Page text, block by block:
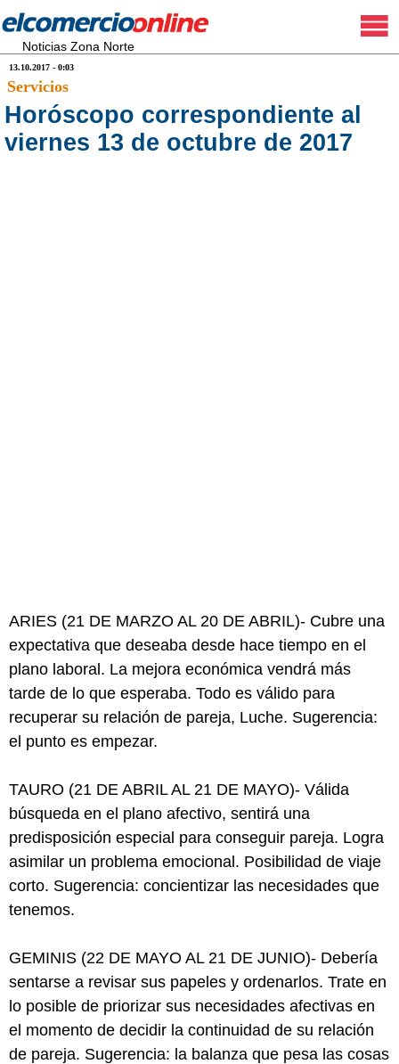
Noticias Zona Norte
13.10.2017 - 0:03
Servicios
Horóscopo correspondiente al
viernes 13 de octubre de 2017
ARIES (21 DE MARZO AL 20 DE ABRIL)- Cubre una
expectativa que deseaba desde hace tiempo en el
plano laboral. La mejora económica vendrá más
tarde de lo que esperaba. Todo es válido para
recuperar su relación de pareja, Luche. Sugerencia:
el punto es empezar.
TAURO (21 DE ABRIL AL 21 DE MAYO)- Válida
búsqueda en el plano afectivo, sentirá una
predisposición especial para conseguir pareja. Logra
asimilar un problema emocional. Posibilidad de viaje
corto. Sugerencia: concientizar las necesidades que
tenemos.
GEMINIS (22 DE MAYO AL 21 DE JUNIO)- Debería
sentarse a revisar sus papeles y ordenarlos. Trate en
lo posible de priorizar sus necesidades afectivas en
el momento de decidir la continuidad de su relación
de pareja. Sugerencia: la balanza que pesa las cosas